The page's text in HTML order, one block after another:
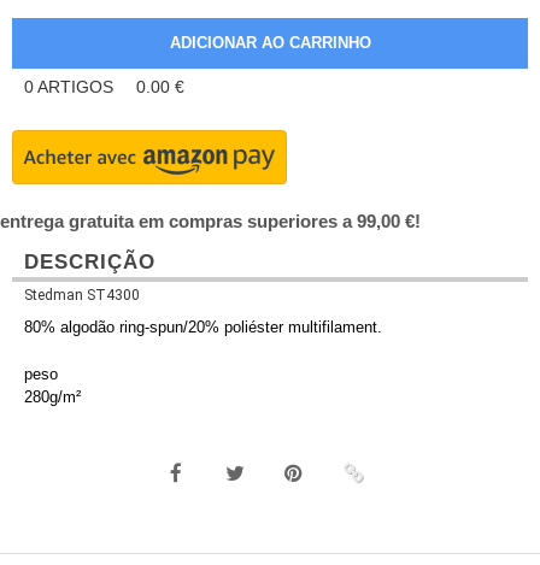
0ARTIGOS 0.00 €
entrega gratuita em compras superiores a 99,00 €!
DESCRIÇÃO
Stedman ST4300
80% algodão ring-spun/20% poliéster multifilament.
peso
280g/m²